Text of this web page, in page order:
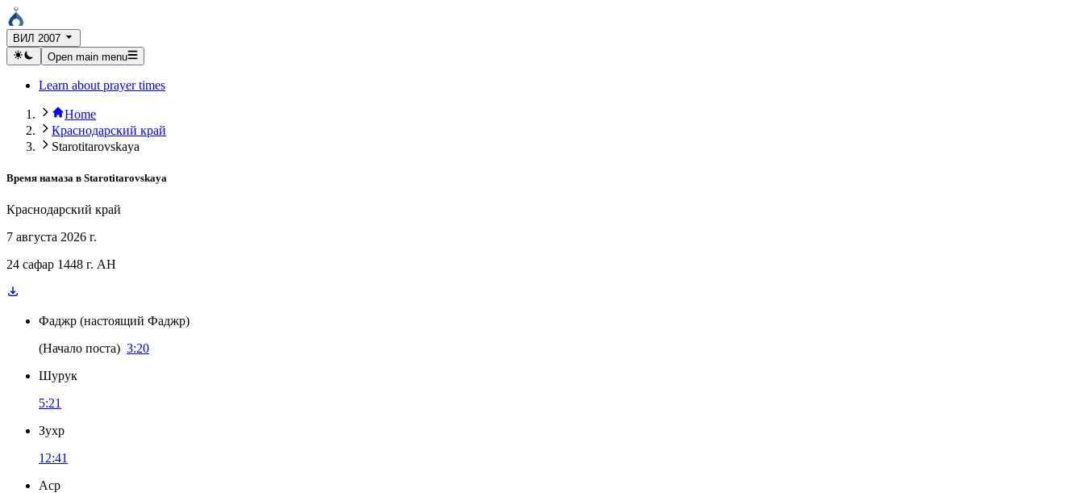
ВИЛ 2007
Open main menu
Learn about prayer times
Home
Краснодарский край
Starotitarovskaya
Время намаза в Starotitarovskaya
Краснодарский край
7 августа 2026 г.
24 сафар 1448 г. AH
Фаджр (настоящий Фаджр)
(Начало поста) 3:20
Шурук
5:21
Зухр
12:41
Аср